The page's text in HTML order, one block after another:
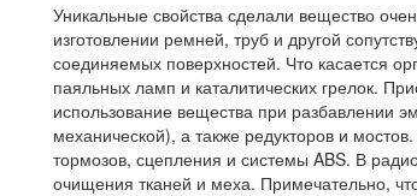
Уникальные свойства сделали вещество
изготовлении ремней, труб и другой
соединяемых поверхностей. Что касается
паяльных ламп и каталитических грелок.
использование вещества при разбавлении
механической), а также редукторов и
тормозов, сцепления и системы ABS. В
очищения тканей и меха. Примечательно,